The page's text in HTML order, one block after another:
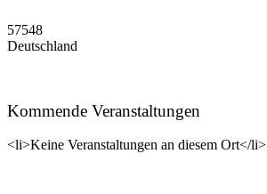
57548
Deutschland
Kommende Veranstaltungen
<li>Keine Veranstaltungen an diesem Ort</li>